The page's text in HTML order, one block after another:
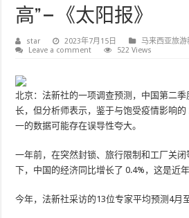
高” – 《太阳报》
star 2023年7月15日
马来西亚旅游
Leave a comment
522 Views
北京：法新社的一项调查预测，中国第二
长，但分析师表示，鉴于与饱受疫情影响的
一的数据可能存在误导性夸大。
一年前，在突然封锁、旅行限制和工厂关
下，中国的经济同比增长了 0.4%，这是近
今年，法新社采访的13位专家平均预测4月